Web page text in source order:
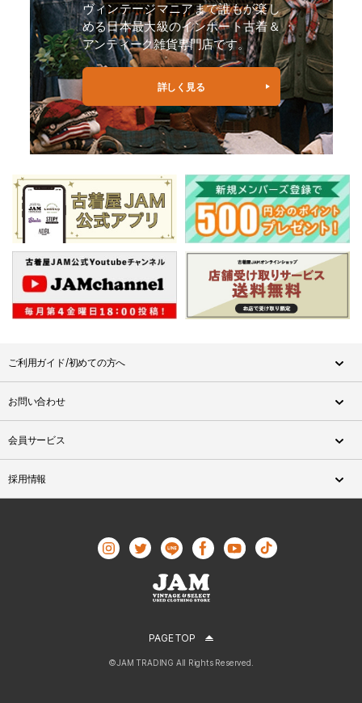
ヴィンテージマニアまで誰もが楽し
める日本最大級のインポート古着＆
アンティーク雑貨専門店です。
詳しく見る
ご利用ガイド/初めての方へ
お問い合わせ
会員サービス
採用情報
PAGE TOP
©JAM TRADING All Rights Reserved.